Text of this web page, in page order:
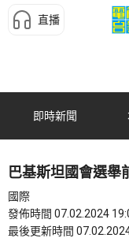
直播
即時新聞
巴基斯坦國會選
國際
發佈時間 07.02.2024
最後更新時間